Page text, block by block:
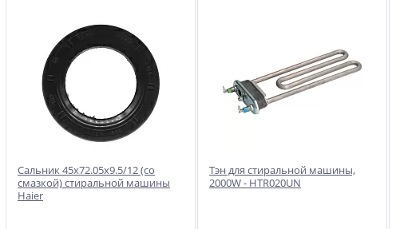
Сальник 45x72.05x9.5/12 (со
смазкой) стиральной машины
Haier
Тэн для стиральной машины,
2000W - HTR020UN